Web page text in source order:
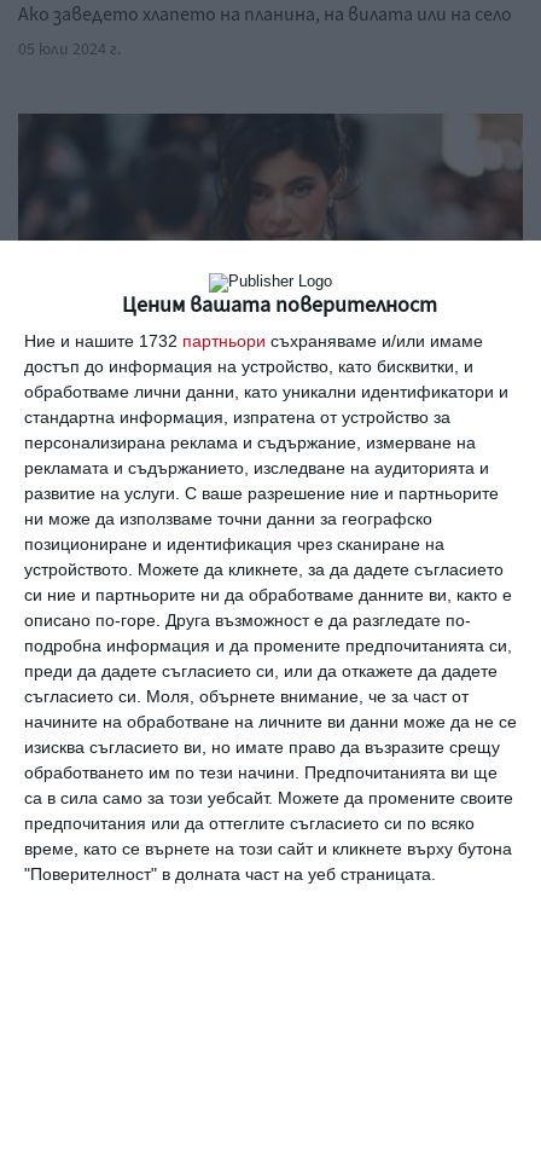
Ценим вашата поверителност
Ние и нашите 1732 партньори съхраняваме и/или имаме
достъп до информация на устройство, като бисквитки, и
обработваме лични данни, като уникални идентификатори и
стандартна информация, изпратена от устройство за
персонализирана реклама и съдържание, измерване на
рекламата и съдържанието, изследване на аудиторията и
развитие на услуги. С ваше разрешение ние и партньорите
ни може да използваме точни данни за географско
позициониране и идентификация чрез сканиране на
устройството. Можете да кликнете, за да дадете съгласието
си ние и партньорите ни да обработваме данните ви, както е
описано по-горе. Друга възможност е да разгледате по-
подробна информация и да промените предпочитанията си,
преди да дадете съгласието си, или да откажете да дадете
съгласието си. Моля, обърнете внимание, че за част от
начините на обработване на личните ви данни може да не се
изисква съгласието ви, но имате право да възразите срещу
обработването им по тези начини. Предпочитанията ви ще
са в сила само за този уебсайт. Можете да промените своите
предпочитания или да оттеглите съгласието си по всяко
време, като се върнете на този сайт и кликнете върху бутона
"Поверителност" в долната част на уеб страницата.
Ако заведето хлапето на планина, на вилата или на село
05 юли 2024 г.
Кайли Дженър тренира за Хелоуин с децата
Тримата започнаха подготовка за страховития, но
весел празник
13 октомври 2023 г.
Единственият ваш спасител сте самите вие